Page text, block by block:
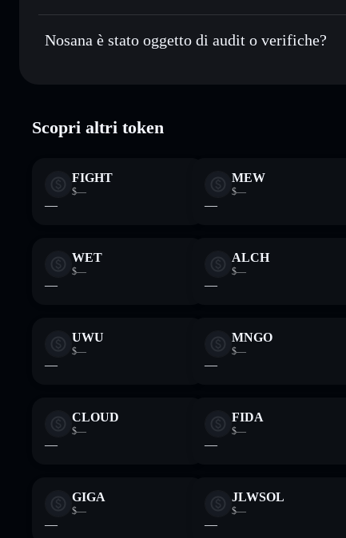
esclusivo controllo delle tue chiavi private
Nosana
Nosana è stato oggetto di audit o verifiche?
Scopri altri token
FIGHT
$—
—
MEW
$—
—
WET
$—
—
ALCH
$—
—
UWU
$—
—
MNGO
$—
—
CLOUD
$—
—
FIDA
$—
—
GIGA
$—
—
JLWSOL
$—
—